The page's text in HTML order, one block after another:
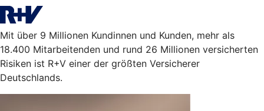
Mit über 9 Millionen Kundinnen und Kunden, mehr als
18.400 Mitarbeitenden und rund 26 Millionen versicherten
Risiken ist R+V einer der größten Versicherer
Deutschlands.